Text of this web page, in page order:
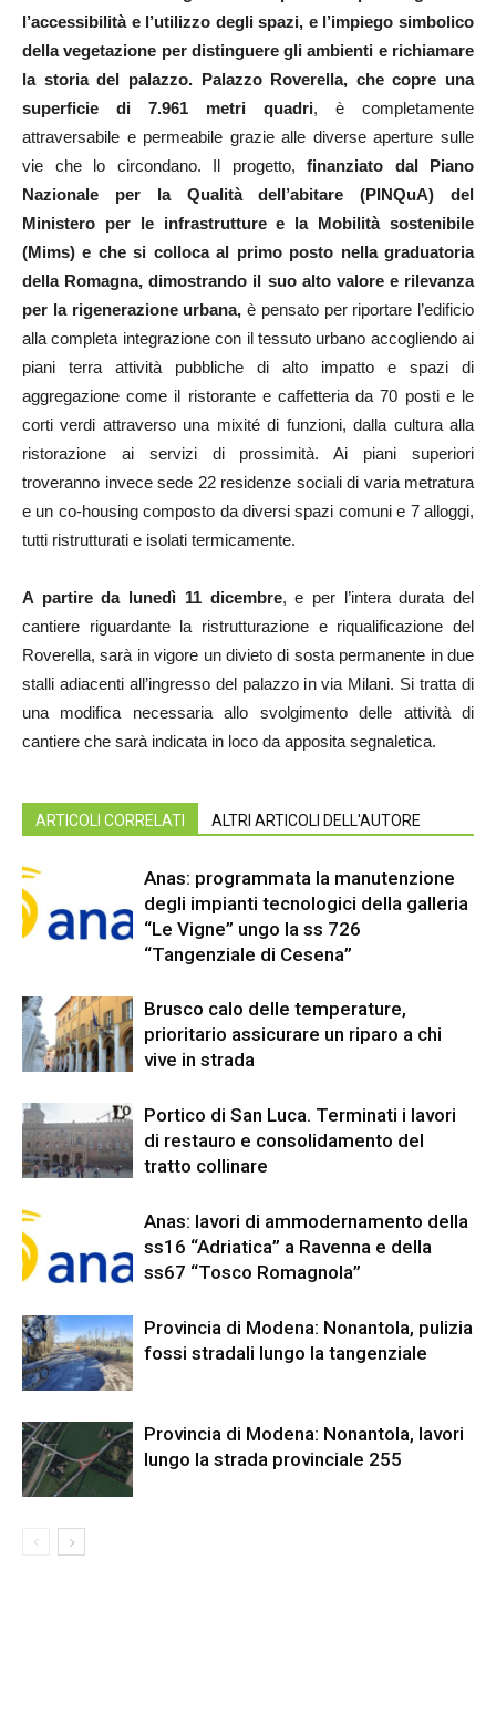
l’accessibilità e l’utilizzo degli spazi, e l’impiego simbolico
della vegetazione per distinguere gli ambienti e richiamare
la storia del palazzo. Palazzo Roverella, che copre una
superficie di 7.961 metri quadri, è completamente
attraversabile e permeabile grazie alle diverse aperture sulle
vie che lo circondano. Il progetto, finanziato dal Piano
Nazionale per la Qualità dell’abitare (PINQuA) del
Ministero per le infrastrutture e la Mobilità sostenibile
(Mims) e che si colloca al primo posto nella graduatoria
della Romagna, dimostrando il suo alto valore e rilevanza
per la rigenerazione urbana, è pensato per riportare l’edificio
alla completa integrazione con il tessuto urbano accogliendo ai
piani terra attività pubbliche di alto impatto e spazi di
aggregazione come il ristorante e caffetteria da 70 posti e le
corti verdi attraverso una mixité di funzioni, dalla cultura alla
ristorazione ai servizi di prossimità. Ai piani superiori
troveranno invece sede 22 residenze sociali di varia metratura
e un co-housing composto da diversi spazi comuni e 7 alloggi,
tutti ristrutturati e isolati termicamente.
A partire da lunedì 11 dicembre, e per l’intera durata del
cantiere riguardante la ristrutturazione e riqualificazione del
Roverella, sarà in vigore un divieto di sosta permanente in due
stalli adiacenti all’ingresso del palazzo in via Milani. Si tratta di
una modifica necessaria allo svolgimento delle attività di
cantiere che sarà indicata in loco da apposita segnaletica.
ARTICOLI CORRELATI ALTRI ARTICOLI DELL'AUTORE
Anas: programmata la manutenzione
degli impianti tecnologici della galleria
“Le Vigne” ungo la ss 726
“Tangenziale di Cesena”
Brusco calo delle temperature,
prioritario assicurare un riparo a chi
vive in strada
Portico di San Luca. Terminati i lavori
di restauro e consolidamento del
tratto collinare
Anas: lavori di ammodernamento della
ss16 “Adriatica” a Ravenna e della
ss67 “Tosco Romagnola”
Provincia di Modena: Nonantola, pulizia
fossi stradali lungo la tangenziale
Provincia di Modena: Nonantola, lavori
lungo la strada provinciale 255